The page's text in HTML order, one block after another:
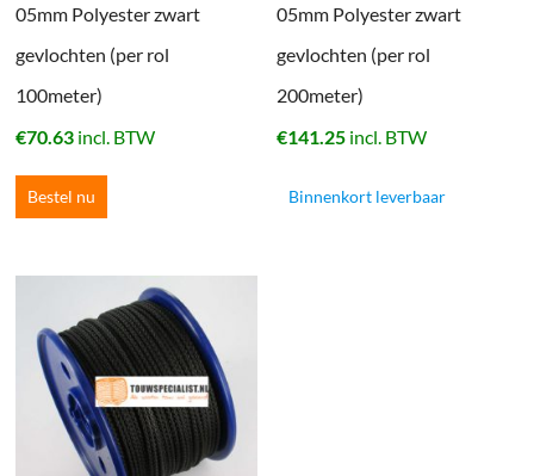
05mm Polyester zwart
gevlochten (per rol
100meter)
€70.63 incl. BTW
Bestel nu
05mm Polyester zwart
gevlochten (per rol
200meter)
€141.25 incl. BTW
Binnenkort leverbaar